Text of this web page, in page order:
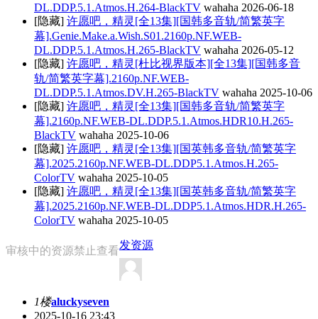
DL.DDP.5.1.Atmos.H.264-BlackTV wahaha 2026-06-18
[隐藏] 许愿吧，精灵[全13集][国韩多音轨/简繁英字
幕].Genie.Make.a.Wish.S01.2160p.NF.WEB-
DL.DDP.5.1.Atmos.H.265-BlackTV wahaha 2026-05-12
[隐藏] 许愿吧，精灵[杜比视界版本][全13集][国韩多音
轨/简繁英字幕].2160p.NF.WEB-
DL.DDP.5.1.Atmos.DV.H.265-BlackTV wahaha 2025-10-06
[隐藏] 许愿吧，精灵[全13集][国韩多音轨/简繁英字
幕].2160p.NF.WEB-DL.DDP.5.1.Atmos.HDR10.H.265-
BlackTV wahaha 2025-10-06
[隐藏] 许愿吧，精灵[全13集][国英韩多音轨/简繁英字
幕].2025.2160p.NF.WEB-DL.DDP5.1.Atmos.H.265-
ColorTV wahaha 2025-10-05
[隐藏] 许愿吧，精灵[全13集][国英韩多音轨/简繁英字
幕].2025.2160p.NF.WEB-DL.DDP5.1.Atmos.HDR.H.265-
ColorTV wahaha 2025-10-05
审核中的资源禁止查看发资源
1楼aluckyseven
2025-10-16 23:43